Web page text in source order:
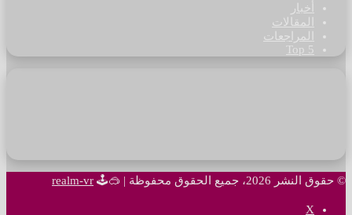
أخبار
المقالات
المراجعات
Top 5
© حقوق النشر 2026، جميع الحقوق محفوظة | 🥽🕹
realm-vr
‫X